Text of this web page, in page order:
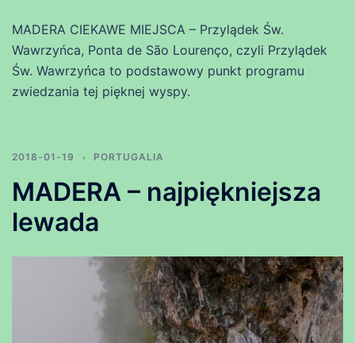
MADERA CIEKAWE MIEJSCA – Przylądek Św.
Wawrzyńca, Ponta de São Lourenço, czyli Przylądek
Św. Wawrzyńca to podstawowy punkt programu
zwiedzania tej pięknej wyspy.
2018-01-19 PORTUGALIA
MADERA – najpiękniejsza
lewada